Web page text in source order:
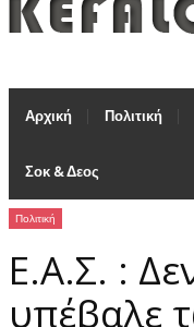
Αρχική Πολιτική
Σοκ & Δεος
Πολιτική
Ε.Α.Σ. :
υπέβαλε